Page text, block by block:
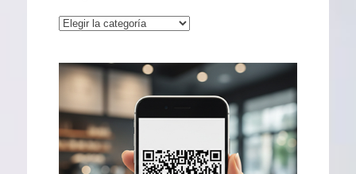
Categorías